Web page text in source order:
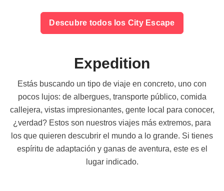
Descubre todos los City Escape
Expedition
Estás buscando un tipo de viaje en concreto, uno con
pocos lujos: de albergues, transporte público, comida
callejera, vistas impresionantes, gente local para conocer,
¿verdad? Estos son nuestros viajes más extremos, para
los que quieren descubrir el mundo a lo grande. Si tienes
espíritu de adaptación y ganas de aventura, este es el
lugar indicado.